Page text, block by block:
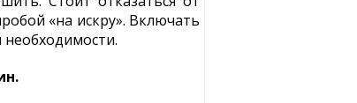
«на искру». Включать